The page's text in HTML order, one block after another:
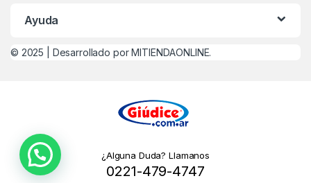
Ayuda
© 2025 | Desarrollado por MITIENDAONLINE.
¿Alguna Duda? Llamanos
0221-479-4747